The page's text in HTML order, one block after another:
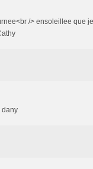
/> ensoleillee que
dany